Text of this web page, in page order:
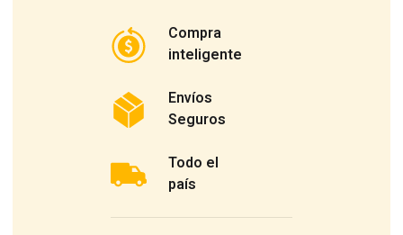
Compra
inteligente
Envíos
Seguros
Todo el
país